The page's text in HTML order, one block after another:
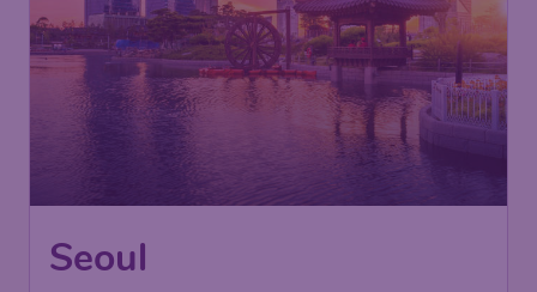
Seoul € 415
ab
22 Sep.